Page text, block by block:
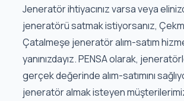
Jeneratör ihtiyacınız varsa veya
jeneratörü satmak istiyorsanız,
Çatalmeşe jeneratör alım-satım
yanınızdayız. PENSA olarak,
gerçek değerinde alım-satımını
jeneratör almak isteyen